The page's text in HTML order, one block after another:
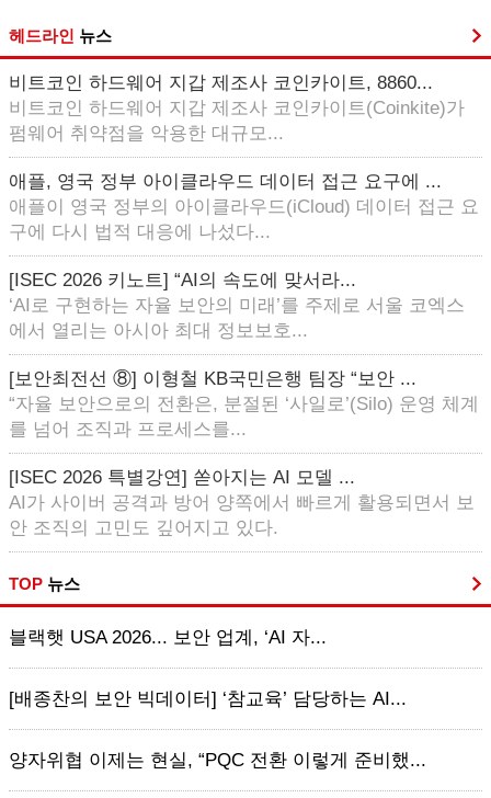
헤드라인 뉴스
비트코인 하드웨어 지갑 제조사 코인카이트, 8860...
비트코인 하드웨어 지갑 제조사 코인카이트(Coinkite)가
펌웨어 취약점을 악용한 대규모...
애플, 영국 정부 아이클라우드 데이터 접근 요구에 ...
애플이 영국 정부의 아이클라우드(iCloud) 데이터 접근 요
구에 다시 법적 대응에 나섰다...
[ISEC 2026 키노트] “AI의 속도에 맞서라...
‘AI로 구현하는 자율 보안의 미래’를 주제로 서울 코엑스
에서 열리는 아시아 최대 정보보호...
[보안최전선 ⑧] 이형철 KB국민은행 팀장 “보안 ...
“자율 보안으로의 전환은, 분절된 ‘사일로’(Silo) 운영 체계
를 넘어 조직과 프로세스를...
[ISEC 2026 특별강연] 쏟아지는 AI 모델 ...
AI가 사이버 공격과 방어 양쪽에서 빠르게 활용되면서 보
안 조직의 고민도 깊어지고 있다.
TOP 뉴스
블랙햇 USA 2026... 보안 업계, ‘AI 자...
[배종찬의 보안 빅데이터] ‘참교육’ 담당하는 AI...
양자위협 이제는 현실, “PQC 전환 이렇게 준비했...